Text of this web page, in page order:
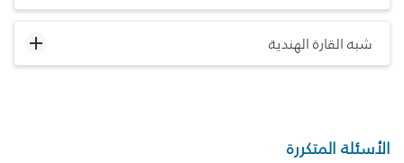
شبه القارة الهندية
الأسئلة المتكررة